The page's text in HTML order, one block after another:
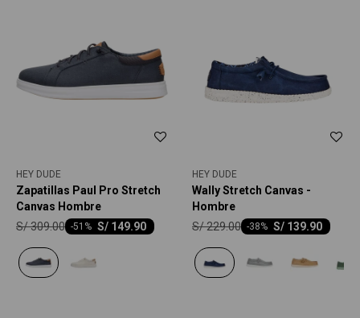
HEY DUDE
Zapatillas Paul Pro Stretch
Canvas Hombre
S/ 149.90
-51
S/309.00
HEY DUDE
Wally Stretch Canvas -
Hombre
S/ 139.90
-38
S/229.00